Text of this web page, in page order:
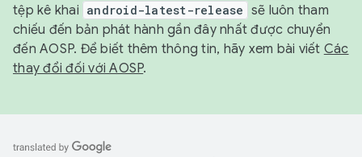
tệp kê khai android-latest-release sẽ luôn tham
chiếu đến bản phát hành gần đây nhất được chuyển
đến AOSP. Để biết thêm thông tin, hãy xem bài viết Các
thay đổi đối với AOSP.